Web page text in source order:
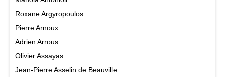
Roxane Argyropoulos
Pierre Arnoux
Adrien Arrous
Olivier Assayas
Jean-Pierre Asselin de Beauville